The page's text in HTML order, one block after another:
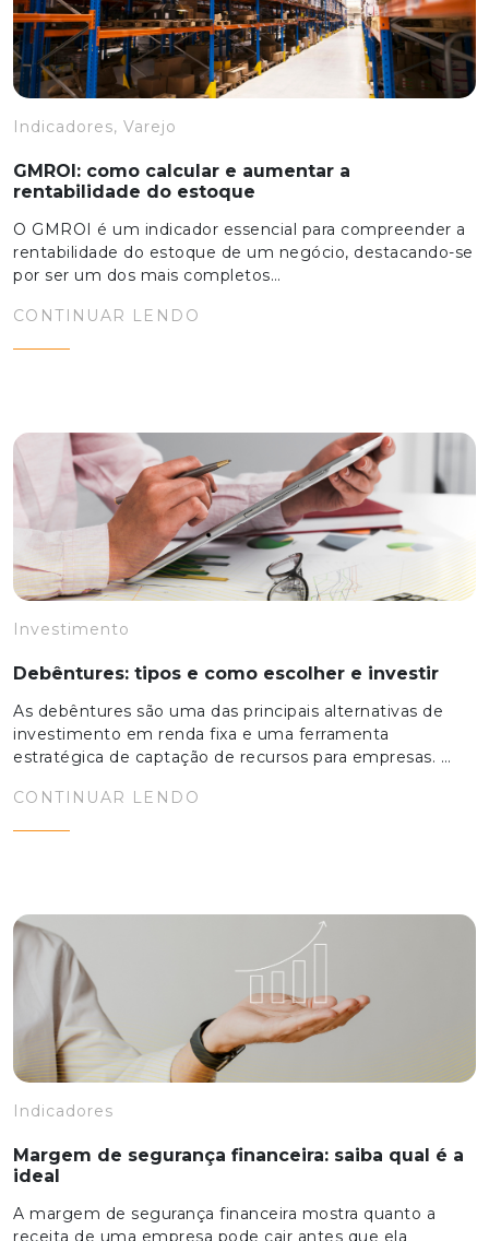
Indicadores, Varejo
GMROI: como calcular e aumentar a
rentabilidade do estoque
O GMROI é um indicador essencial para compreender a
rentabilidade do estoque de um negócio, destacando-se
por ser um dos mais completos…
CONTINUAR LENDO
Investimento
Debêntures: tipos e como escolher e investir
As debêntures são uma das principais alternativas de
investimento em renda fixa e uma ferramenta
estratégica de captação de recursos para empresas. …
CONTINUAR LENDO
Indicadores
Margem de segurança financeira: saiba qual é a
ideal
A margem de segurança financeira mostra quanto a
receita de uma empresa pode cair antes que ela